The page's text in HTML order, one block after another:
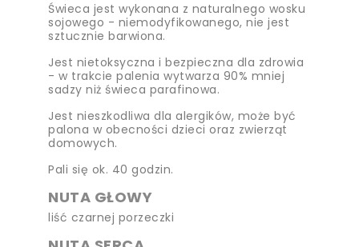
Świeca jest wykonana z naturalnego wosku
sojowego - niemodyfikowanego, nie jest
sztucznie barwiona.
Jest nietoksyczna i bezpieczna dla zdrowia
- w trakcie palenia wytwarza 90% mniej
sadzy niż świeca parafinowa.
Jest nieszkodliwa dla alergików, może być
palona w obecności dzieci oraz zwierząt
domowych.
Pali się ok. 40 godzin.
NUTA GŁOWY
liść czarnej porzeczki